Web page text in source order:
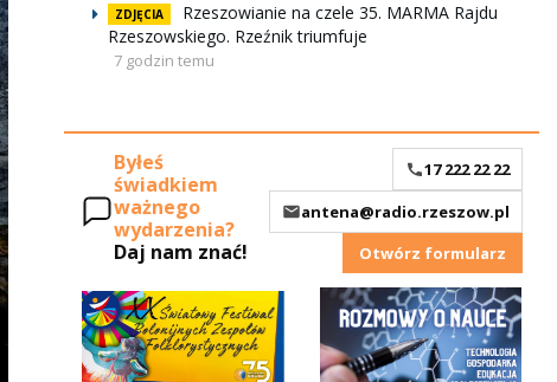
ZDJĘCIA
Rzeszowianie na czele 35. MARMA Rajdu
Rzeszowskiego. Rzeźnik triumfuje
7 godzin temu
Byłeś
świadkiem
ważnego
wydarzenia?
Daj nam znać!
17 222 22 22
antena@radio.rzeszow.pl
Otwórz formularz